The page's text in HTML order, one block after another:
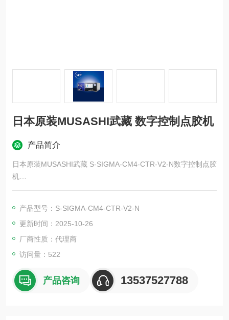
日本原装MUSASHI武藏 数字控制点胶机
产品简介
日本原装MUSASHI武藏 S-SIGMA-CM4-CTR-V2-N数字控制点胶
机
日本原装MUSASHI武藏 数字控制点胶机
应用领域：电子行业，汽车行业，照明行业，工业电气，太阳能
光伏
产品型号：S-SIGMA-CM4-CTR-V2-N
更新时间：2025-10-26
厂商性质：代理商
访问量：522
产品咨询 13537527788